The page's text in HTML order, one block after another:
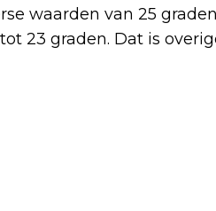
waarden van 25
23 graden. Dat is